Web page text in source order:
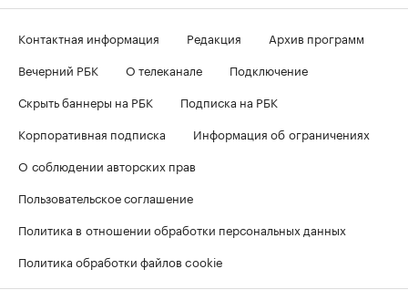
Контактная информация Редакция
Архив программ
Вечерний РБК
О телеканале
Подключение
Скрыть баннеры на РБК
Подписка на РБК
Корпоративная подписка
Информация об ограничениях
О соблюдении авторских прав
Пользовательское соглашение
Политика в отношении обработки персональных данных
Политика обработки файлов cookie